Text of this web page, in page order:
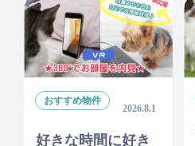
おすすめ物件
2026.8.1
好きな時間に好き